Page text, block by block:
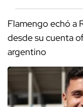
Flamengo echó a
desde su cuenta
argentino